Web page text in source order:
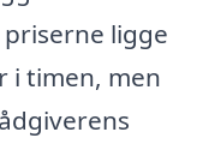
ligge
i timen, men